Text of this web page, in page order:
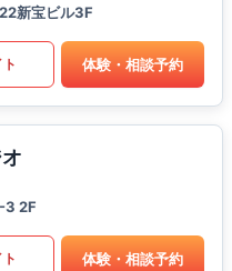
新宝ビル3F
体験・相談予約
3 2F
体験・相談予約